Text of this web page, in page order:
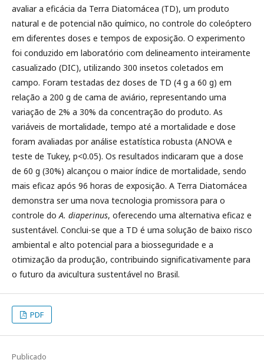
avaliar a eficácia da Terra Diatomácea (TD), um produto
natural e de potencial não químico, no controle do coleóptero
em diferentes doses e tempos de exposição. O experimento
foi conduzido em laboratório com delineamento inteiramente
casualizado (DIC), utilizando 300 insetos coletados em
campo. Foram testadas dez doses de TD (4 g a 60 g) em
relação a 200 g de cama de aviário, representando uma
variação de 2% a 30% da concentração do produto. As
variáveis de mortalidade, tempo até a mortalidade e dose
foram avaliadas por análise estatística robusta (ANOVA e
teste de Tukey, p<0.05). Os resultados indicaram que a dose
de 60 g (30%) alcançou o maior índice de mortalidade, sendo
mais eficaz após 96 horas de exposição. A Terra Diatomácea
demonstra ser uma nova tecnologia promissora para o
controle doA. diaperinus, oferecendo uma alternativa eficaz e
sustentável. Conclui-se que a TD é uma solução de baixo risco
ambiental e alto potencial para a biosseguridade e a
otimização da produção, contribuindo significativamente para
o futuro da avicultura sustentável no Brasil.
PDF
Publicado